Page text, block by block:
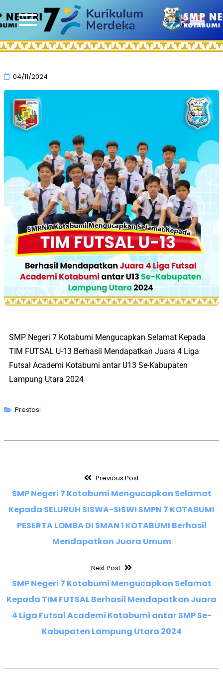
04/11/2024
SMP Negeri 7 Kotabumi Mengucapkan Selamat Kepada
TIM FUTSAL U-13 Berhasil Mendapatkan Juara 4 Liga
Futsal Academi Kotabumi antar U13 Se-Kabupaten
Lampung Utara 2024
Prestasi
Previous Post
SMP Negeri 7 Kotabumi Mengucapkan Selamat
Kepada SELURUH SISWA-SISWI SMPN 7 KOTABUMI
PESERTA LOMBA DI SMAN 1 KOTABUMI Berhasil
Mendapatkan Juara Umum
Next Post
SMP Negeri 7 Kotabumi Mengucapkan Selamat
Kepada TIM FUTSAL Berhasil Mendapatkan Juara
4 Liga Futsal Academi Kotabumi antar SMP Se-
Kabupaten Lampung Utara 2024